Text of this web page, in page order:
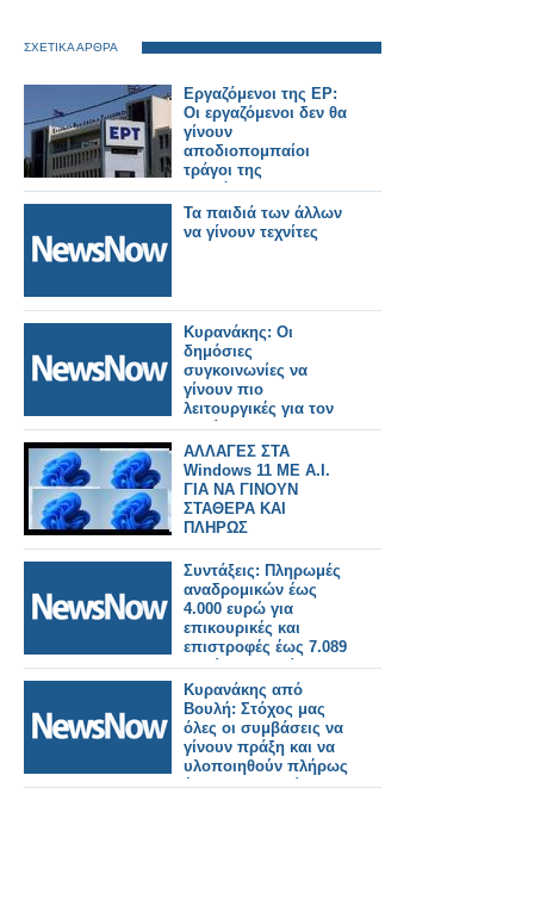
ΣΧΕΤΙΚΑ ΑΡΘΡΑ
Εργαζόμενοι της ΕΡ:
Οι εργαζόμενοι δεν θα
γίνουν
αποδιοπομπαίοι
τράγοι της
τοξικότητας στους
τελικούς της GBL
Τα παιδιά των άλλων
να γίνουν τεχνίτες
Κυρανάκης: Οι
δημόσιες
συγκοινωνίες να
γίνουν πιο
λειτουργικές για τον
πολίτη.
ΑΛΛΑΓΕΣ ΣΤΑ
Windows 11 ΜΕ Α.Ι.
ΓΙΑ ΝΑ ΓΙΝΟΥΝ
ΣΤΑΘΕΡΑ ΚΑΙ
ΠΛΗΡΩΣ
ΛΕΙΤΟΥΡΓΙΚΑ
Συντάξεις: Πληρωμές
αναδρομικών έως
4.000 ευρώ για
επικουρικές και
επιστροφές έως 7.089
ευρώ για χηρείας - Οι
δικαιούχοι ανά
κατηγορία.
Κυρανάκης από
Βουλή: Στόχος μας
όλες οι συμβάσεις να
γίνουν πράξη και να
υλοποιηθούν πλήρως
έως το τελευταίο